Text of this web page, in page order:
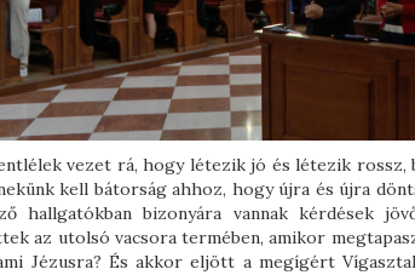
vezet rá, hogy létezik jó és létezik rossz,
kell bátorság ahhoz, hogy újra és újra
hallgatókban bizonyára vannak kérdések
az utolsó vacsora termében, amikor
Jézusra? És akkor eljött a megígért